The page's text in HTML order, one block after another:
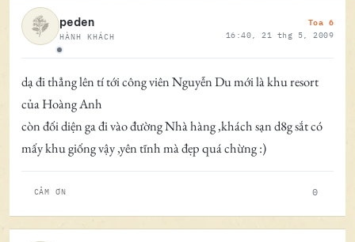
Ngoại tuyến
peden
HÀNH KHÁCH
Toa 6
16:40, 21 thg 5, 2009
dạ đi thẳng lên tí tới công viên Nguyễn Du mới là khu resort
của Hoàng Anh
còn đối diện ga đi vào đường Nhà hàng ,khách sạn d8g sắt có
mấy khu giống vậy ,yên tĩnh mà đẹp quá chừng :)
CẢM ƠN 0